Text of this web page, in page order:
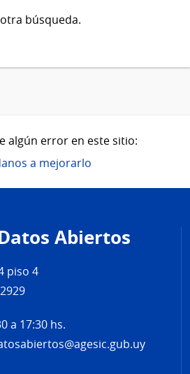
búsqueda.
algún error en este sitio:
a mejorarlo
Abiertos
piso 4
a 17:30 hs.